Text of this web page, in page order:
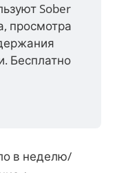
Sober
просмотра
Бесплатно
в неделю/